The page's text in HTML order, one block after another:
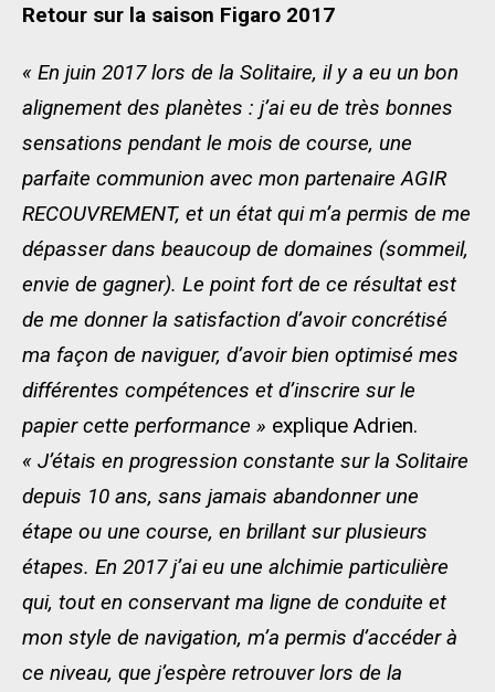
Retour sur la saison Figaro 2017
« En juin 2017 lors de la Solitaire, il y a eu un bon
alignement des planètes : j’ai eu de très bonnes
sensations pendant le mois de course, une
parfaite communion avec mon partenaire AGIR
RECOUVREMENT, et un état qui m’a permis de me
dépasser dans beaucoup de domaines (sommeil,
envie de gagner). Le point fort de ce résultat est
de me donner la satisfaction d’avoir concrétisé
ma façon de naviguer, d’avoir bien optimisé mes
différentes compétences et d’inscrire sur le
papier cette performance » explique Adrien.
« J’étais en progression constante sur la Solitaire
depuis 10 ans, sans jamais abandonner une
étape ou une course, en brillant sur plusieurs
étapes. En 2017 j’ai eu une alchimie particulière
qui, tout en conservant ma ligne de conduite et
mon style de navigation, m’a permis d’accéder à
ce niveau, que j’espère retrouver lors de la